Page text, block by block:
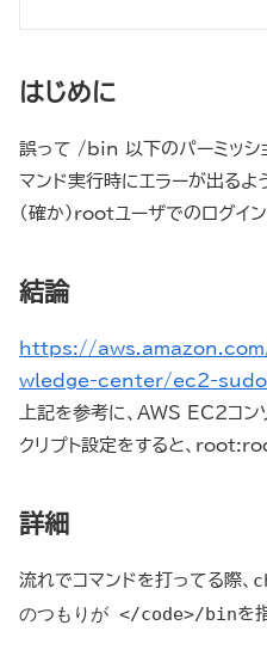
はじめに
誤って /bin 以下のパーミッシ
マンド実行時にエラーが出るよ
（確か）rootユーザでのログイ
結論
https://
wledge-center/ec2-
上記を参考に、AWS EC2コン
クリプト設定をすると、
詳細
流れでコマンドを打ってる際、
のつもりが </code>/binを